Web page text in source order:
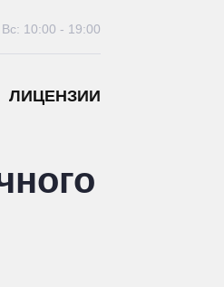
ЛИЦЕНЗИИ
Вс: 10:00 - 19:00